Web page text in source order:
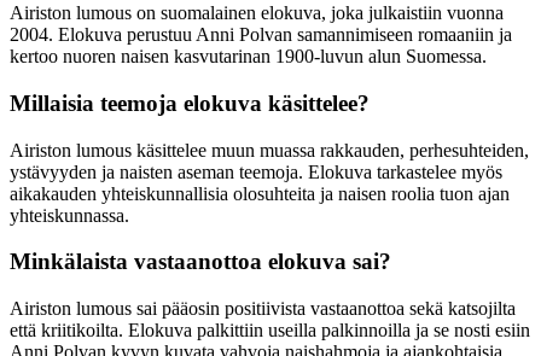
Airiston lumous on suomalainen elokuva, joka julkaistiin vuonna
2004. Elokuva perustuu Anni Polvan samannimiseen romaaniin ja
kertoo nuoren naisen kasvutarinan 1900-luvun alun Suomessa.
Millaisia teemoja elokuva käsittelee?
Airiston lumous käsittelee muun muassa rakkauden, perhesuhteiden,
ystävyyden ja naisten aseman teemoja. Elokuva tarkastelee myös
aikakauden yhteiskunnallisia olosuhteita ja naisen roolia tuon ajan
yhteiskunnassa.
Minkälaista vastaanottoa elokuva sai?
Airiston lumous sai pääosin positiivista vastaanottoa sekä katsojilta
että kriitikoilta. Elokuva palkittiin useilla palkinnoilla ja se nosti esiin
Anni Polvan kyvyn kuvata vahvoja naishahmoja ja ajankohtaisia